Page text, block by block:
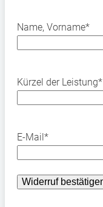
Name, Vorname*
Kürzel der Leistung*
E-Mail*